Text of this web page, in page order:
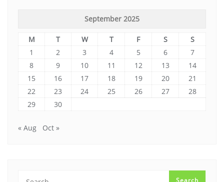
September 2025
M T W T F S
S
1
2 3 4 5 6
7
8
9 10 11 12 13
14
15
16 17 18 19 20
21
22
23 24 25 26 27
28
29
30
« Aug Oct »